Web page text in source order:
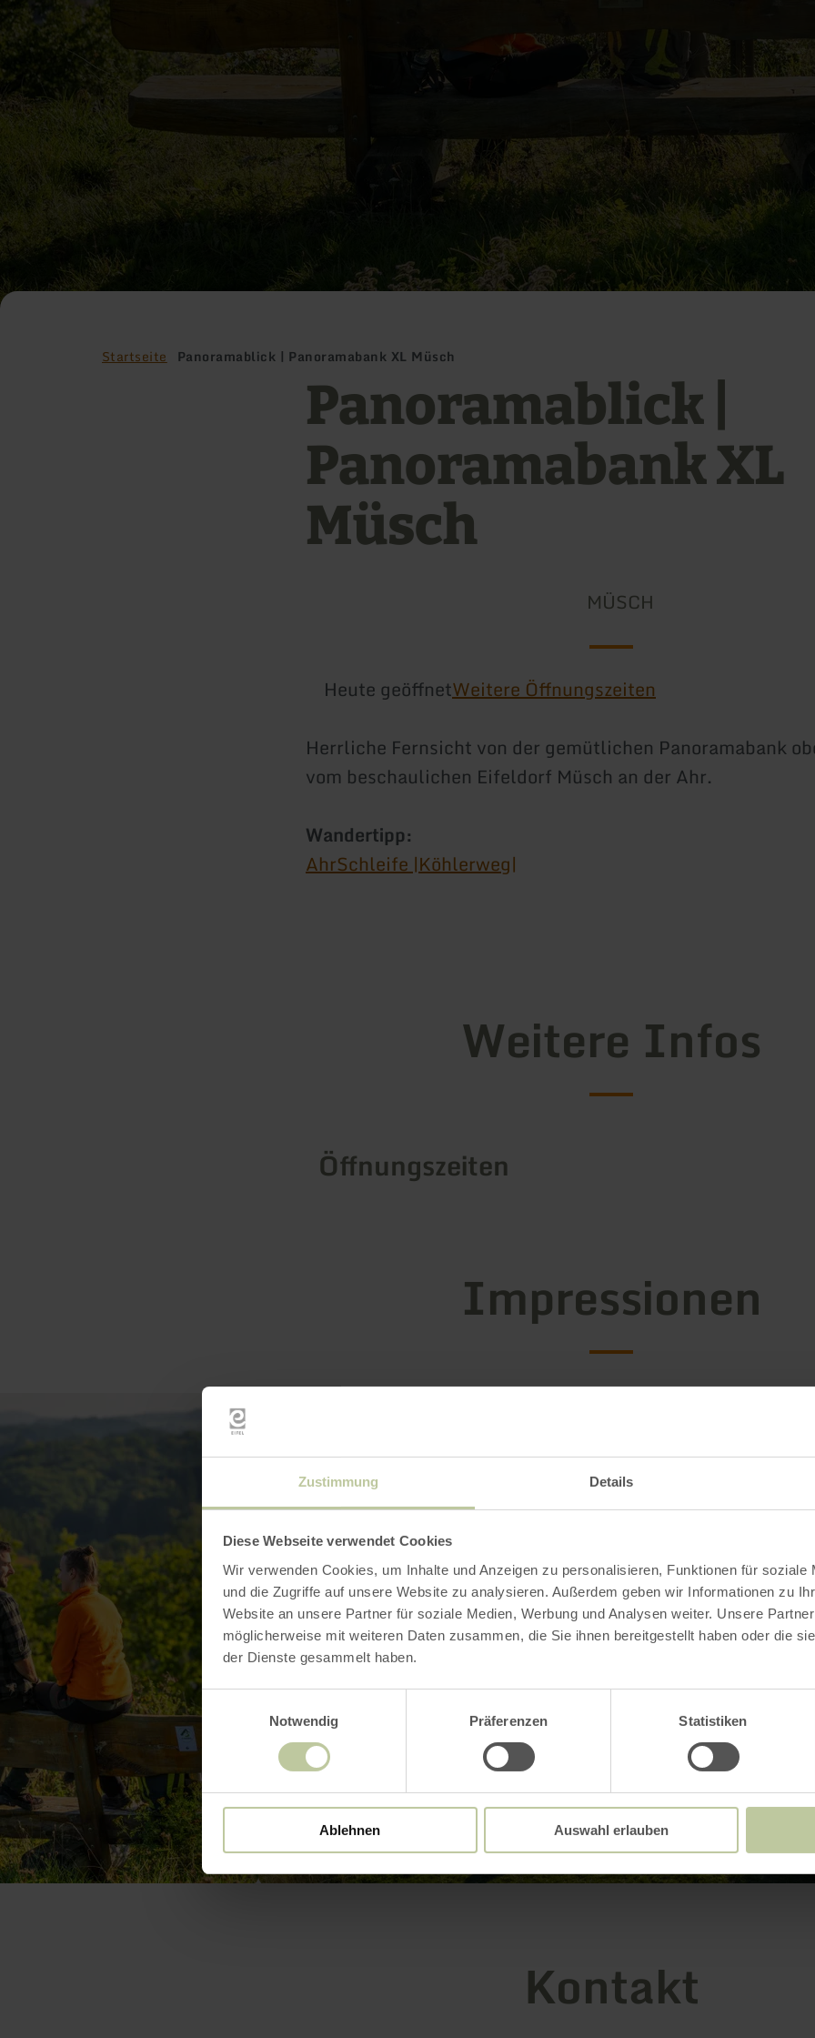
Zustimmung Details
Diese Webseite verwendet Cookies
Wir verwenden Cookies, um Inhalte und Anzeigen zu personalisieren, Funktionen für soziale
und die Zugriffe auf unsere Website zu analysieren. Außerdem geben wir Informationen zu
Website an unsere Partner für soziale Medien, Werbung und Analysen weiter. Unsere
möglicherweise mit weiteren Daten zusammen, die Sie ihnen bereitgestellt haben oder die
der Dienste gesammelt haben.
Notwendig
Präferenzen Statistiken
Ablehnen Auswahl erlauben
Startseite Panoramablick | Panoramabank XL Müsch
Panoramablick |
Panoramabank XL
Müsch
MÜSCH
Heute geöffnetWeitere Öffnungszeiten
Herrliche Fernsicht von der gemütlichen Panoramabank
vom beschaulichen Eifeldorf Müsch an der Ahr.
Wandertipp:
AhrSchleife |Köhlerweg|
Weitere Infos
Öffnungszeiten
Impressionen
Kontakt